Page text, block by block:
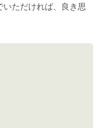
いただければ、良き思